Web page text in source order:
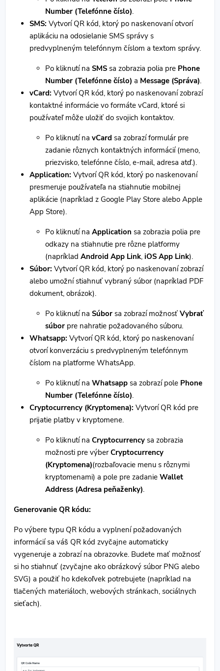
Number (Telefónne číslo).
SMS: Vytvorí QR kód, ktorý po naskenovaní otvorí
aplikáciu na odosielanie SMS správy s
predvyplneným telefónnym číslom a textom správy.
Po kliknutí na SMS sa zobrazia polia pre Phone
Number (Telefónne číslo) a Message (Správa).
vCard: Vytvorí QR kód, ktorý po naskenovaní zobrazí
kontaktné informácie vo formáte vCard, ktoré si
používateľ môže uložiť do svojich kontaktov.
Po kliknutí na vCard sa zobrazí formulár pre
zadanie rôznych kontaktných informácií (meno,
priezvisko, telefónne číslo, e-mail, adresa atď.).
Application: Vytvorí QR kód, ktorý po naskenovaní
presmeruje používateľa na stiahnutie mobilnej
aplikácie (napríklad z Google Play Store alebo Apple
App Store).
Po kliknutí na Application sa zobrazia polia pre
odkazy na stiahnutie pre rôzne platformy
(napríklad Android App Link, iOS App Link).
Súbor: Vytvorí QR kód, ktorý po naskenovaní zobrazí
alebo umožní stiahnuť vybraný súbor (napríklad PDF
dokument, obrázok).
Po kliknutí na Súbor sa zobrazí možnosť Vybrať
súbor pre nahratie požadovaného súboru.
Whatsapp: Vytvorí QR kód, ktorý po naskenovaní
otvorí konverzáciu s predvyplneným telefónnym
číslom na platforme WhatsApp.
Po kliknutí na Whatsapp sa zobrazí pole Phone
Number (Telefónne číslo).
Cryptocurrency (Kryptomena): Vytvorí QR kód pre
prijatie platby v kryptomene.
Po kliknutí na Cryptocurrency sa zobrazia
možnosti pre výberCryptocurrency
(Kryptomena)(rozbaľovacie menu s rôznymi
kryptomenami) a pole pre zadanie Wallet
Address (Adresa peňaženky).
Generovanie QR kódu:
Po výbere typu QR kódu a vyplnení požadovaných
informácií sa váš QR kód zvyčajne automaticky
vygeneruje a zobrazí na obrazovke. Budete mať možnosť
si ho stiahnuť (zvyčajne ako obrázkový súbor PNG alebo
SVG) a použiť ho kdekoľvek potrebujete (napríklad na
tlačených materiáloch, webových stránkach, sociálnych
sieťach).